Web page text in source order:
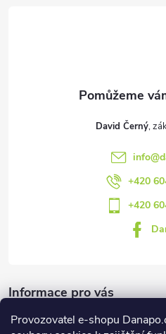
Provozovatel e-shopu
David Černý
info@
+420
+420
Informace pro vás